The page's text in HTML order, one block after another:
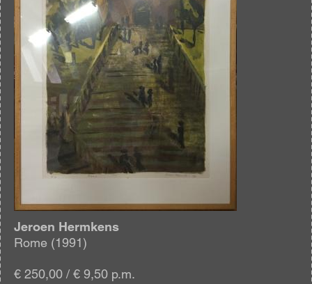
Jeroen Hermkens
Rome (1991)
€ 250,00 / € 9,50 p.m.